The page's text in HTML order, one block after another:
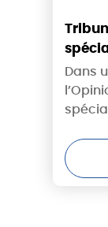
-Dans